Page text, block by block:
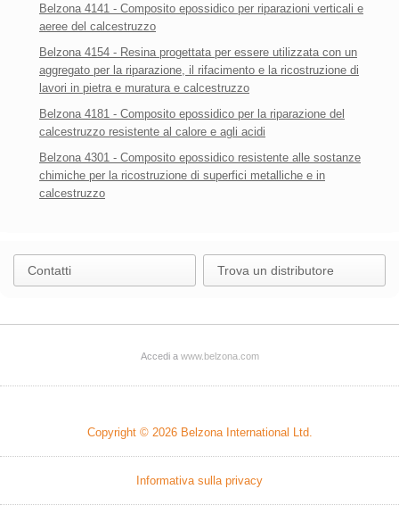
Belzona 4141 - Composito epossidico per riparazioni verticali e
aeree del calcestruzzo
Belzona 4154 - Resina progettata per essere utilizzata con un
aggregato per la riparazione, il rifacimento e la ricostruzione di
lavori in pietra e muratura e calcestruzzo
Belzona 4181 - Composito epossidico per la riparazione del
calcestruzzo resistente al calore e agli acidi
Belzona 4301 - Composito epossidico resistente alle sostanze
chimiche per la ricostruzione di superfici metalliche e in
calcestruzzo
Contatti Trova un distributore
Accedi a www.belzona.com
Copyright © 2026 Belzona International Ltd.
Informativa sulla privacy